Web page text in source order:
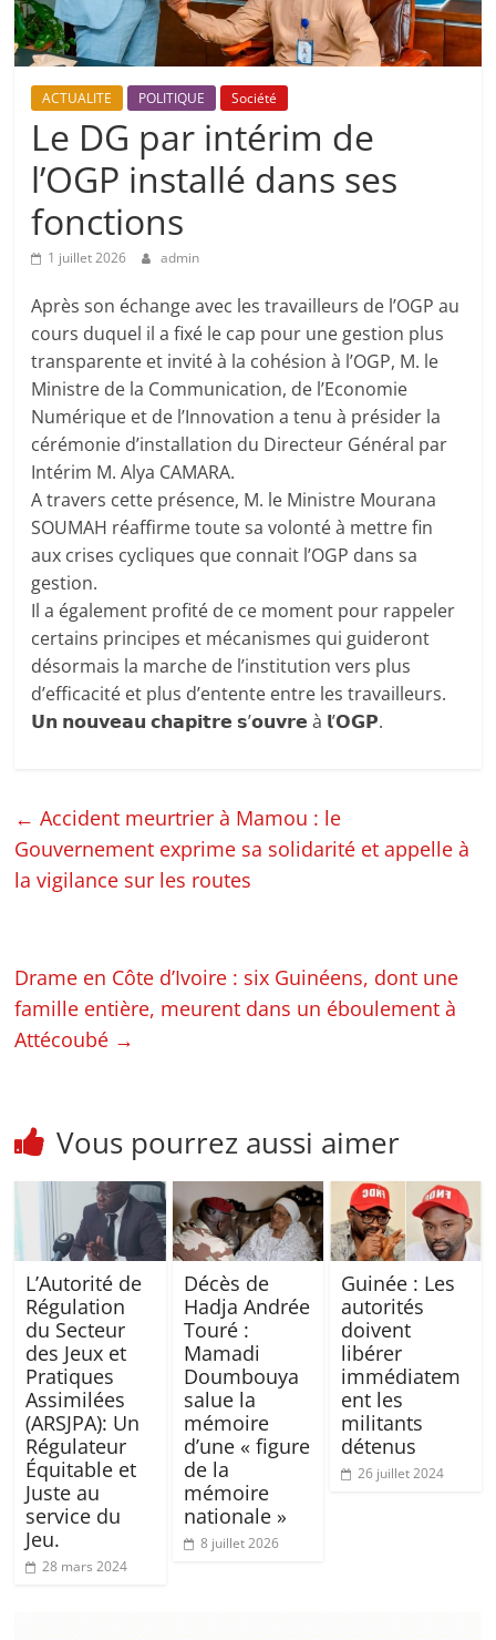
ACTUALITE POLITIQUE Société
Le DG par intérim de
l’OGP installé dans ses
fonctions
1 juillet 2026 admin
Après son échange avec les travailleurs de l’OGP au
cours duquel il a fixé le cap pour une gestion plus
transparente et invité à la cohésion à l’OGP, M. le
Ministre de la Communication, de l’Economie
Numérique et de l’Innovation a tenu à présider la
cérémonie d’installation du Directeur Général par
Intérim M. Alya CAMARA.
A travers cette présence, M. le Ministre Mourana
SOUMAH réaffirme toute sa volonté à mettre fin
aux crises cycliques que connait l’OGP dans sa
gestion.
Il a également profité de ce moment pour rappeler
certains principes et mécanismes qui guideront
désormais la marche de l’institution vers plus
d’efficacité et plus d’entente entre les travailleurs.
𝗨𝗻 𝗻𝗼𝘂𝘃𝗲𝗮𝘂 𝗰𝗵𝗮𝗽𝗶𝘁𝗿𝗲 𝘀’𝗼𝘂𝘃𝗿𝗲 à 𝗹’𝗢𝗚𝗣.
← Accident meurtrier à Mamou : le
Gouvernement exprime sa solidarité et appelle à
la vigilance sur les routes
Drame en Côte d’Ivoire : six Guinéens, dont une
famille entière, meurent dans un éboulement à
Attécoubé →
Vous pourrez aussi aimer
L’Autorité de
Régulation
du Secteur
des Jeux et
Pratiques
Assimilées
(ARSJPA): Un
Régulateur
Équitable et
Juste au
service du
Jeu.
28 mars 2024
Décès de
Hadja Andrée
Touré :
Mamadi
Doumbouya
salue la
mémoire
d’une « figure
de la
mémoire
nationale »
8 juillet 2026
Guinée : Les
autorités
doivent
libérer
immédiatem
ent les
militants
détenus
26 juillet 2024